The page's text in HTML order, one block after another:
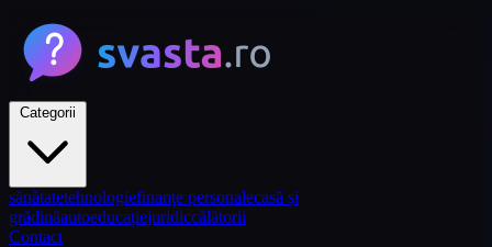
sănătatetehnologiefinanțe personalecasă și
grădinăautoeducațiejuridiccălătorii
Contact